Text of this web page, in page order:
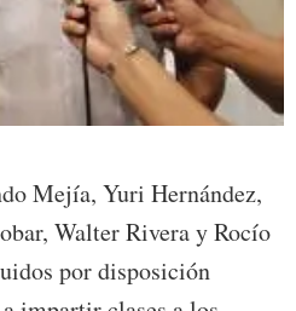
Mejía, Yuri Hernández,
Walter Rivera y Rocío
por disposición